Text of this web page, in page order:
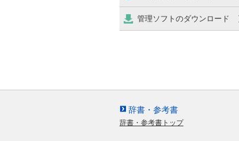
管理ソフトのダウンロード
辞書・参考書
辞書・参考書トップ